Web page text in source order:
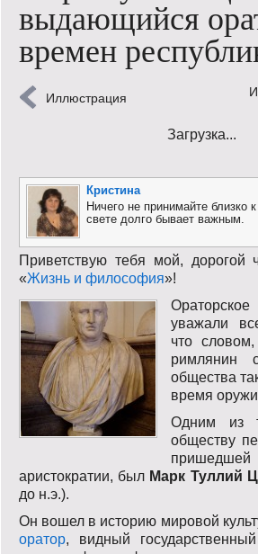
Кинообзор
Книгообзор
Лаконизмы
Поговорим?!
Риторика
Слово гостям
Этот огромный мир!
выдающийся
времен
Иллюстрация
Загрузка...
Кристина
Ничего не принимайте близко
свете долго бывает важным.
Приветствую тебя мой, дорогой
«Жизнь и философия»!
уважали
что
римлянин
общества
время
Одним из
обществу
аристократии, был Марк Туллий
до н.э.).
Он вошел в историю мировой
оратор, видный